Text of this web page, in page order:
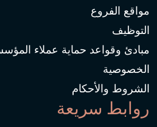
مواقع الفروع
التوظيف
مبادئ وقواعد حماية عملاء
الخصوصية
الشروط والأحكام
روابط سريعة